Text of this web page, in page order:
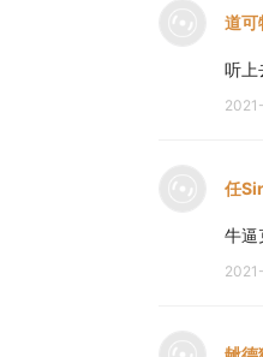
道可
听上
任
牛逼